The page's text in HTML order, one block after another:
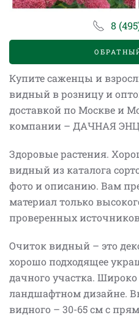
8
Купите саженцы и
видный в розницу и
доставкой по Москве и
компании – ДАЧНАЯ
Здоровые растения.
видный из каталога
фото и описанию. Вам
материал только
проверенных
Очиток видный – это
хорошо подходящее
дачного участка.
ландшафтном дизайне.
видного – 30-65 см с